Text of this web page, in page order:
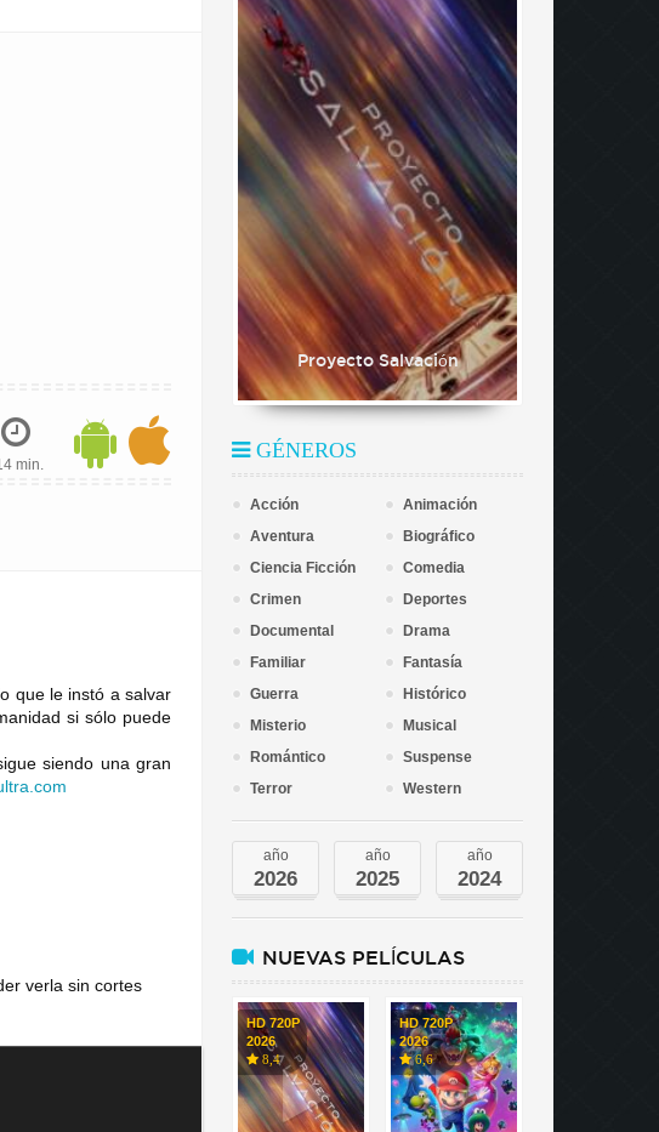
min.
que le instó a salvar
si sólo puede
siendo una gran
com
verla sin cortes
Proyecto Salvación
GÉNEROS
Acción
Animación
Aventura
Biográfico
Ciencia Ficción
Comedia
Crimen
Deportes
Documental
Drama
Familiar
Fantasía
Guerra
Histórico
Misterio
Musical
Romántico
Suspense
Terror
Western
año
2026
año
2025
año
2024
NUEVAS PELÍCULAS
HD 720P
2026
8,4
HD 720P
2026
6,6